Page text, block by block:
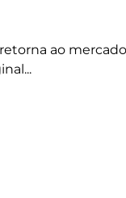
ao mercado